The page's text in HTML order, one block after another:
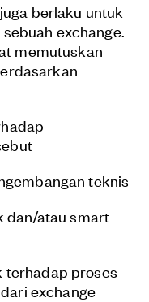
berlaku untuk
exchange.
memutuskan
teknis
dan/atau smart
terhadap proses
exchange